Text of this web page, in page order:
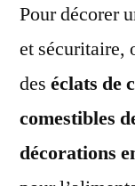
Pour décorer
et sécuritaire,
des éclats de
comestibles
décorations